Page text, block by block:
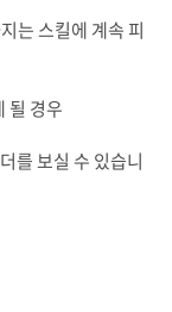
는 스킬에 계속 피
될 경우
를 보실 수 있습니